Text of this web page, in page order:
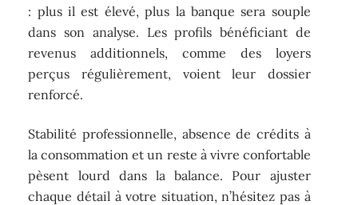
: plus il est élevé, plus la banque sera souple
dans son analyse. Les profils bénéficiant de
revenus additionnels, comme des loyers
perçus régulièrement, voient leur dossier
renforcé.
Stabilité professionnelle, absence de crédits à
la consommation et un reste à vivre confortable
pèsent lourd dans la balance. Pour ajuster
chaque détail à votre situation, n’hésitez pas à